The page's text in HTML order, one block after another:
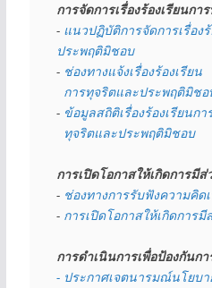
การจัดการเรื่องร้องเรียนก
- แนวปฏิบัติการจัดการเรื่อง
ประพฤติมิชอบ
- ช่องทางแจ้งเรื่องร้องเรียน
การทุจริตและประพฤติมิชอ
- ข้อมูลสถิติเรื่องร้องเรียนกา
  ทุจริตและประพฤติมิชอบ
การเปิดโอกาสให้เกิดการมี
- ช่องทางการรับฟังความคิด
- การเปิดโอกาสให้เกิดการ
การดำเนินการเพื่อป้องกันก
- ประกาศเจตนารมณ์นโยบา